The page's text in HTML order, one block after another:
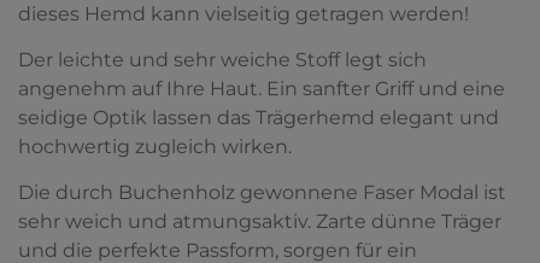
dieses Hemd kann vielseitig getragen werden!
Der leichte und sehr weiche Stoff legt sich
angenehm auf Ihre Haut. Ein sanfter Griff und eine
seidige Optik lassen das Trägerhemd elegant und
hochwertig zugleich wirken.
Die durch Buchenholz gewonnene Faser Modal ist
sehr weich und atmungsaktiv. Zarte dünne Träger
und die perfekte Passform, sorgen für ein